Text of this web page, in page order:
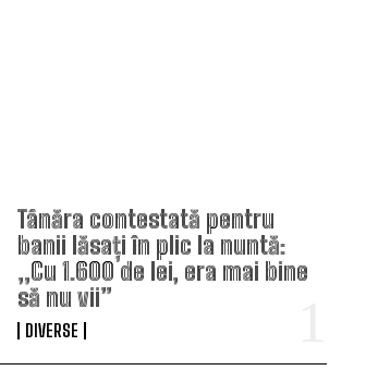
Tânăra contestată pentru
banii lăsați în plic la nuntă:
„Cu 1.600 de lei, era mai bine
să nu vii”
DIVERSE